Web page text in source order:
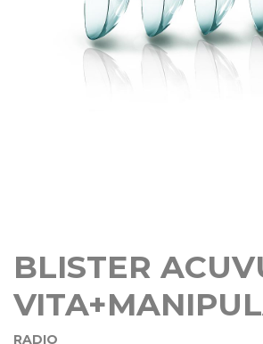
BLISTER
RADIO